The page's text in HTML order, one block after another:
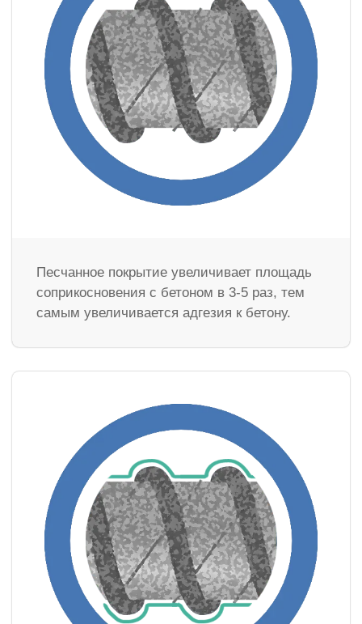
Песчанное покрытие увеличивает площадь
соприкосновения с бетоном в 3-5 раз, тем
самым увеличивается адгезия к бетону.